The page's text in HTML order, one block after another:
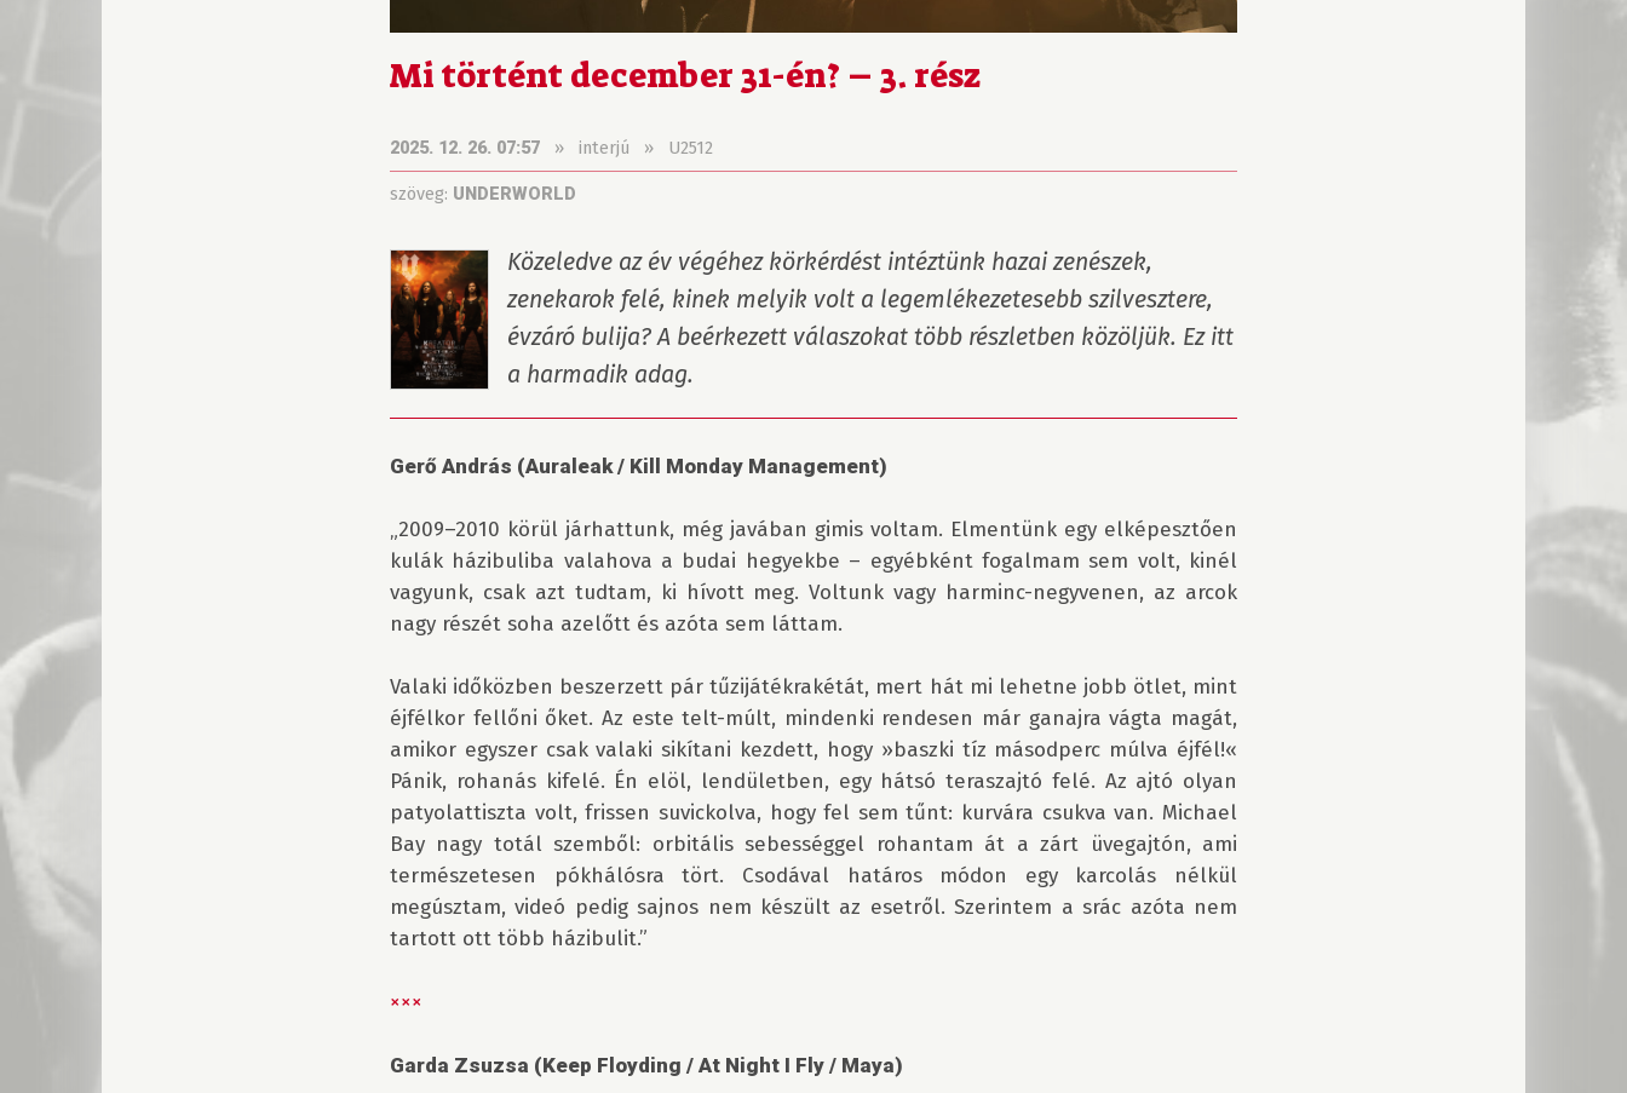
Mi történt december 31-én? – 3. rész
2025. 12. 26. 07:57 » interjú » U2512
szöveg: UNDERWORLD
Közeledve az év végéhez körkérdést intéztünk hazai zenészek,
zenekarok felé, kinek melyik volt a legemlékezetesebb szilvesztere,
évzáró bulija? A beérkezett válaszokat több részletben közöljük. Ez itt
a harmadik adag.
Gerő András (Auraleak / Kill Monday Management)
„2009–2010 körül járhattunk, még javában gimis voltam. Elmentünk egy elképesztően
kulák házibuliba valahova a budai hegyekbe – egyébként fogalmam sem volt, kinél
vagyunk, csak azt tudtam, ki hívott meg. Voltunk vagy harminc-negyvenen, az arcok
nagy részét soha azelőtt és azóta sem láttam.
Valaki időközben beszerzett pár tűzijátékrakétát, mert hát mi lehetne jobb ötlet, mint
éjfélkor fellőni őket. Az este telt-múlt, mindenki rendesen már ganajra vágta magát,
amikor egyszer csak valaki sikítani kezdett, hogy »baszki tíz másodperc múlva éjfél!«
Pánik, rohanás kifelé. Én elöl, lendületben, egy hátsó teraszajtó felé. Az ajtó olyan
patyolattiszta volt, frissen suvickolva, hogy fel sem tűnt: kurvára csukva van. Michael
Bay nagy totál szemből: orbitális sebességgel rohantam át a zárt üvegajtón, ami
természetesen pókhálósra tört. Csodával határos módon egy karcolás nélkül
megúsztam, videó pedig sajnos nem készült az esetről. Szerintem a srác azóta nem
tartott ott több házibulit.”
×××
Garda Zsuzsa (Keep Floyding / At Night I Fly / Maya)